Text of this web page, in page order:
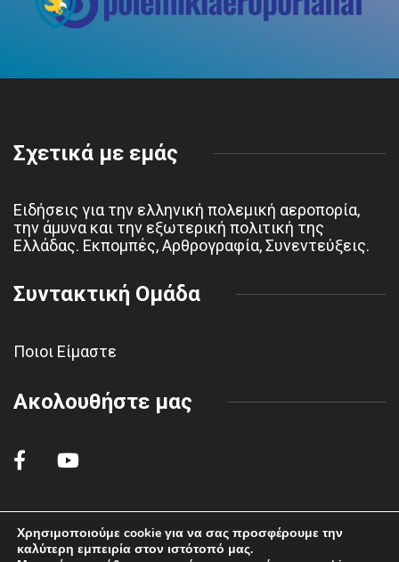
Σχετικά με εμάς
Ειδήσεις για την ελληνική πολεμική αεροπορία,
την άμυνα και την εξωτερική πολιτική της
Ελλάδας. Εκπομπές, Αρθρογραφία, Συνεντεύξεις.
Συντακτική Ομάδα
Ποιοι Είμαστε
Ακολουθήστε μας
© 2022 polemikiaeroporiahaf.gr - All rights reserved.
Χρησιμοποιούμε cookie για να σας προσφέρουμε την
καλύτερη εμπειρία στον ιστότοπό μας.